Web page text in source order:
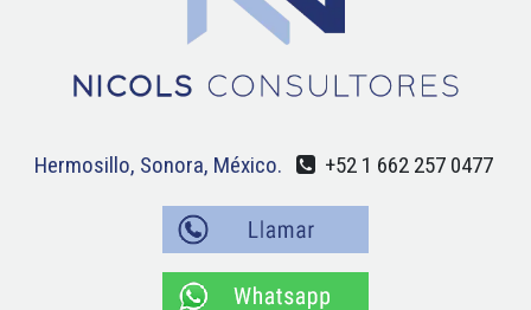
Hermosillo, Sonora, México. +52 1 662 257 0477